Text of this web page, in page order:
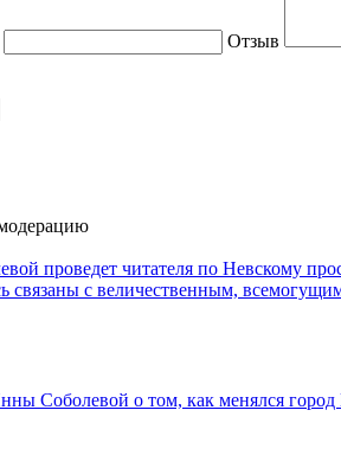
Отзыв
проведет читателя по Невскому
связаны с величественным,
Соболевой о том, как менялся